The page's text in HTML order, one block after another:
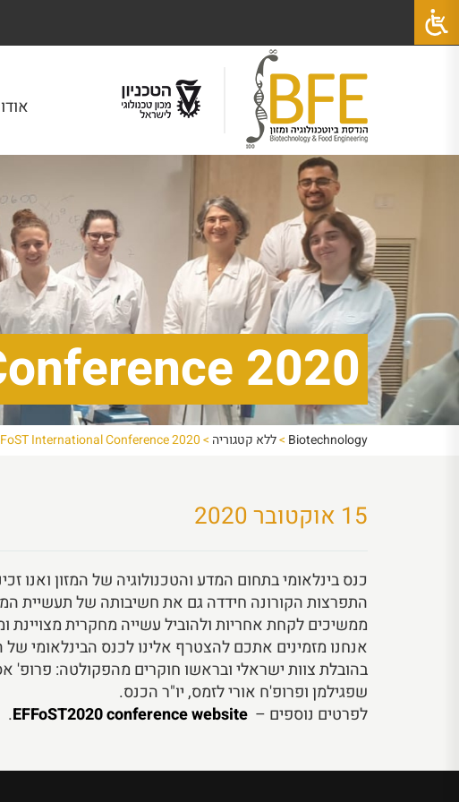
2020
Biotechnology
>ללא קטגוריה >
International Conference 2020
15 אוקטובר 2020
כנס בינלאומי בתחום המדע והטכנולוגיה של המזון ואנו זכינו בכבוד
התפרצות הקורונה חידדה גם את חשיבותה של תעשיית
ממשיכים לקחת אחריות ולהוביל עשייה מחקרית מצויינת
אנחנו מזמינים אתכם להצטרף אלינו לכנס הבינלאומי
בהובלת צוות ישראלי ובראשו חוקרים מהפקולטה: פרופ'
שפגילמן ופרופ'ח אורי לזמס, יו"ר הכנס.
לפרטים נוספים –
EFFoST2020 conferencewebsite
.